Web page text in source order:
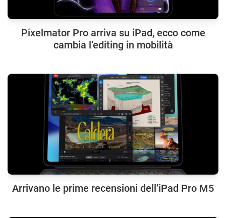
Pixelmator Pro arriva su iPad, ecco come
cambia l’editing in mobilità
Arrivano le prime recensioni dell’iPad Pro M5